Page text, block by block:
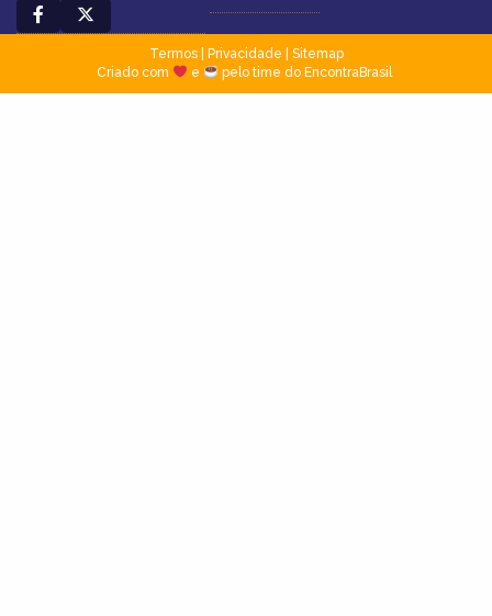
Termos| Privacidade
Sitemap
Criado com
e pelo time do EncontraBrasil